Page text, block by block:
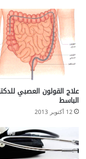
علاج القولون العصبي
الباسط
12 أكتوبر 2013